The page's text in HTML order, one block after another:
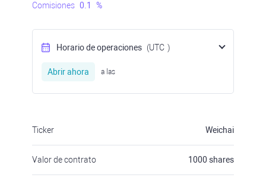
Comisiones 0.1 %
Horario de operaciones (UTC )
Abrir ahora a las
Ticker Weichai
Valor de contrato 1000 shares